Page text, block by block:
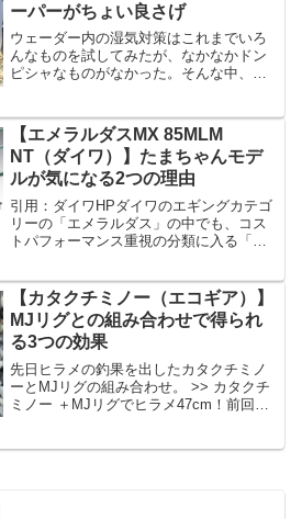
ーパーがちょい良さげ
ウェーダー内の湿気対策はこれまでいろ
んなものを試してみたが、なかなかドン
ピシャなものがなかった。そんな中、最
の経緯を含めてご紹介できればなと。ベ
ルトレスヒップウェーダー...
【エメラルダスMX 85MLM
NT（ダイワ）】たまちゃんモデ
ルが気になる2つの理由
引用：ダイワHPダイワのエギングカテゴ
リーの「エメラルダス」の中でも、コス
トパフォーマンス重視の分類に入る「エ
が監修したというのが、このロッド。引
用：ダイワHPDAIWA...
【カタクチミノー（エコギア）】
MJリグとの組み合わせで得られ
る3つの効果
先日ヒラメの釣果を出したカタクチミノ
ーとMJリグの組み合わせ。 >> カタクチ
ミノー ＋MJリグでヒラメ47cm！前回の